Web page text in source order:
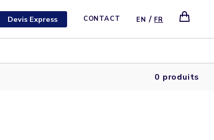
Devis Express CONTACT EN / FR
0 produits